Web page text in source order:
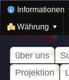
Informationen
Währung
über uns
Projektion